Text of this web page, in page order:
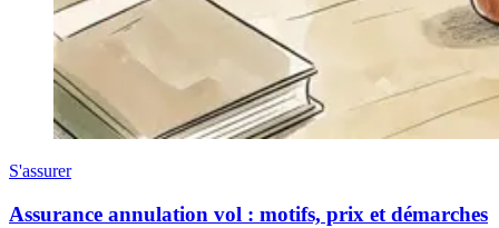
S'assurer
Assurance annulation vol : motifs, prix et démarches